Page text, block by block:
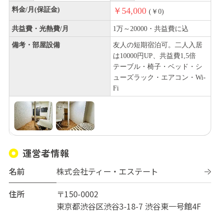
料金/月(保証金) ￥54,000 (￥0)
共益費・光熱費/月 1万～20000・共益費に込
備考・部屋設備
友人の短期宿泊可。二人入居
は10000円UP、共益費1,5倍
テーブル・椅子・ベッド・シ
ューズラック・エアコン・Wi-
Fi
運営者情報
名前
株式会社ティー・エステート
住所
〒150-0002
東京都渋谷区渋谷3-18-7 渋谷東一号館4F